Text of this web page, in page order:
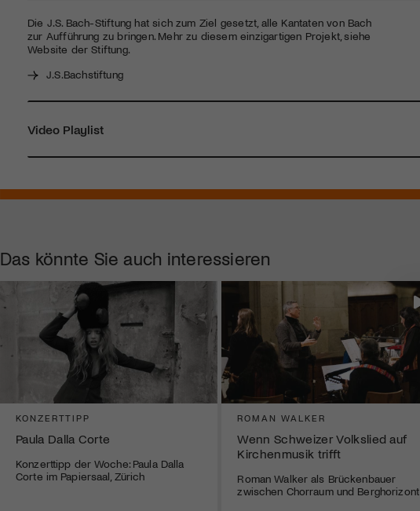
Die J.S. Bach-Stiftung hat sich zum Ziel gesetzt, alle Kantaten von Bach
zur Aufführung zu bringen. Mehr zu diesem einzigartigen Projekt, siehe
Website der Stiftung.
J.S.Bachstiftung
Video Playlist
Das könnte Sie auch interessieren
KONZERTTIPP
Paula Dalla Corte
Konzerttipp der Woche: Paula Dalla
Corte im Papiersaal, Zürich
ROMAN WALKER
Wenn Schweizer Volkslied auf
Kirchenmusik trifft
Roman Walker als Brückenbauer
zwischen Chorraum und Berghorizont